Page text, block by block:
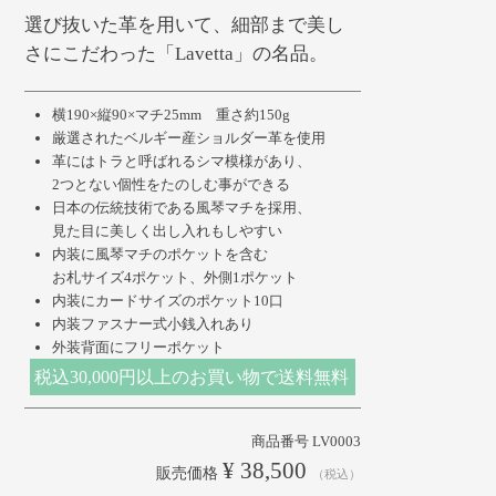
選び抜いた革を用いて、細部まで美し
さにこだわった「Lavetta」の名品。
横190×縦90×マチ25mm 重さ約150g
厳選されたベルギー産ショルダー革を使用
革にはトラと呼ばれるシマ模様があり、
2つとない個性をたのしむ事ができる
日本の伝統技術である風琴マチを採用、
見た目に美しく出し入れもしやすい
内装に風琴マチのポケットを含む
お札サイズ4ポケット、外側1ポケット
内装にカードサイズのポケット10口
内装ファスナー式小銭入れあり
外装背面にフリーポケット
税込30,000円以上のお買い物で送料無料
商品番号 LV0003
販売価格 ¥ 38,500 税込